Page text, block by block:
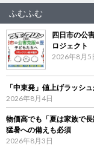
ふむふむ
四日市の公
ロジェクト
2026年8月5
「中東発」値上げラッシ
2026年8月4日
物価高でも「夏は家族で
猛暑への備えも必須
2026年8月3日